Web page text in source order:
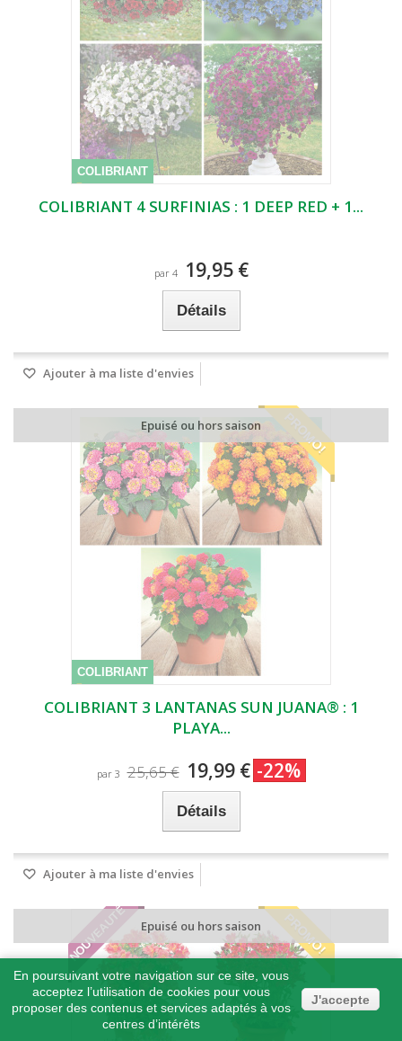
COLIBRIANT
COLIBRIANT 4 SURFINIAS : 1 DEEP RED + 1...
par 4 19,95 €
Détails
Ajouter à ma liste d'envies
Epuisé ou hors saison
COLIBRIANT
PROMO!
COLIBRIANT 3 LANTANAS SUN JUANA® : 1
PLAYA...
par 3 25,65 € 19,99 € -22%
Détails
Ajouter à ma liste d'envies
Epuisé ou hors saison
NOUVEAUTÉ PROMO!
En poursuivant votre navigation sur ce site, vous
acceptez l’utilisation de cookies pour vous
proposer des contenus et services adaptés à vos
centres d’intérêts
J'accepte